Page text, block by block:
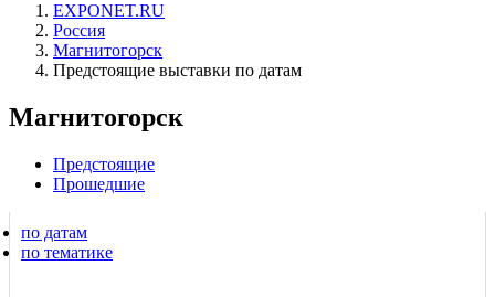
EXPONET.RU
Россия
Магнитогорск
Предстоящие выставки по датам
Магнитогорск
Предстоящие
Прошедшие
по датам
по тематике